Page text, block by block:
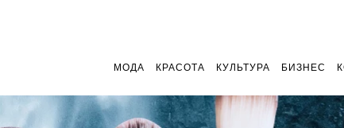
МОДА КРАСОТА КУЛЬТУРА БИЗНЕС